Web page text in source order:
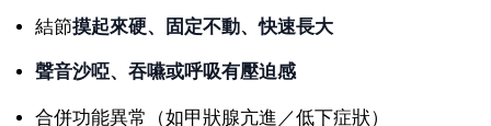
結節摸起來硬、固定不動、快速長大
聲音沙啞、吞嚥或呼吸有壓迫感
合併功能異常（如甲狀腺亢進／低下症狀）